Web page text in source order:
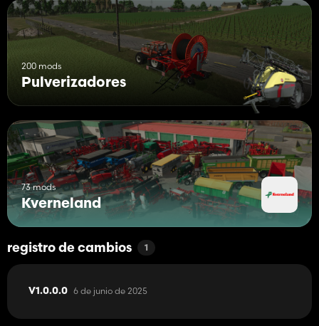
200 mods
Pulverizadores
73 mods
Kverneland
registro de cambios 1
V1.0.0.0 6 de junio de 2025